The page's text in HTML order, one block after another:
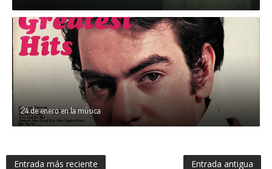
24 de enero en la música
Entrada más reciente Entrada antigua